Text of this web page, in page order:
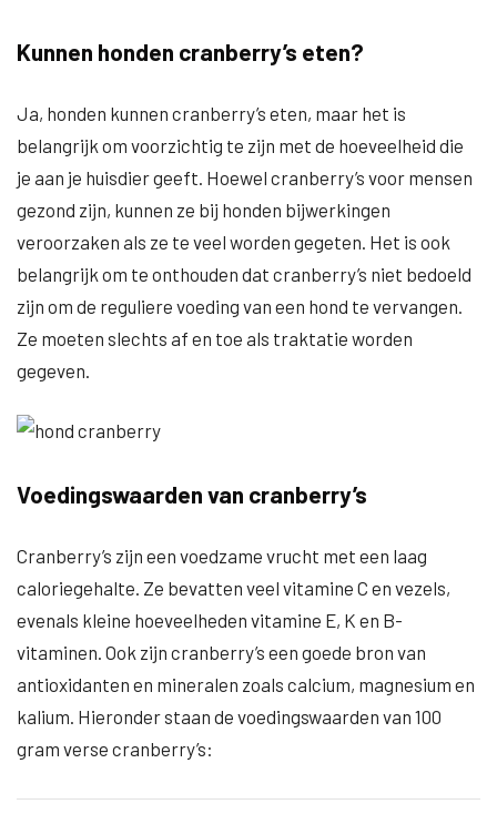
Kunnen honden cranberry’s eten?
Ja, honden kunnen cranberry’s eten, maar het is
belangrijk om voorzichtig te zijn met de hoeveelheid die
je aan je huisdier geeft. Hoewel cranberry’s voor mensen
gezond zijn, kunnen ze bij honden bijwerkingen
veroorzaken als ze te veel worden gegeten. Het is ook
belangrijk om te onthouden dat cranberry’s niet bedoeld
zijn om de reguliere voeding van een hond te vervangen.
Ze moeten slechts af en toe als traktatie worden
gegeven.
Voedingswaarden van cranberry’s
Cranberry’s zijn een voedzame vrucht met een laag
caloriegehalte. Ze bevatten veel vitamine C en vezels,
evenals kleine hoeveelheden vitamine E, K en B-
vitaminen. Ook zijn cranberry’s een goede bron van
antioxidanten en mineralen zoals calcium, magnesium en
kalium. Hieronder staan de voedingswaarden van 100
gram verse cranberry’s: